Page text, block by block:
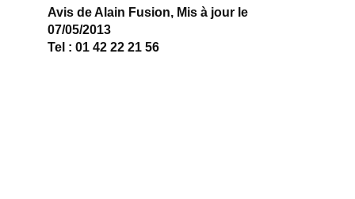
Avis de Alain Fusion, Mis à jour le
07/05/2013
Tel : 01 42 22 21 56